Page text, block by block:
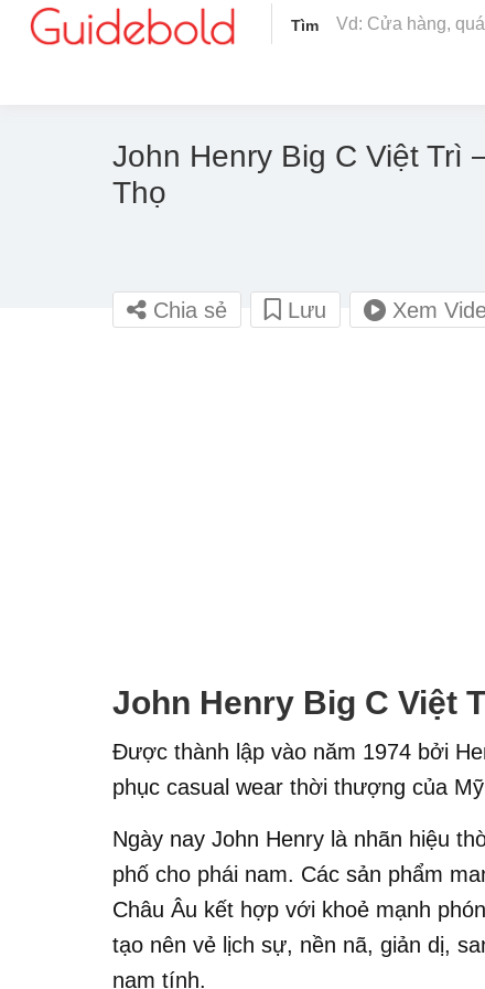
Tìm
John Henry Big C Việt Trì
Thọ
Chia sẻ Lưu Xem
John Henry Big C Việt
Được thành lập vào năm 1974 bởi
phục casual wear thời thượng của
Ngày nay John Henry là nhãn hiệu
phố cho phái nam. Các sản phẩm
Châu Âu kết hợp với khoẻ mạnh
tạo nên vẻ lịch sự, nền nã, giản dị,
nam tính.